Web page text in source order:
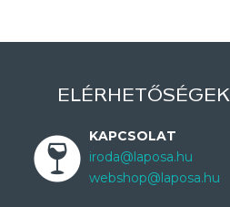
ELÉRHETŐSÉGEK
KAPCSOLAT
iroda@laposa.hu
webshop@laposa.hu